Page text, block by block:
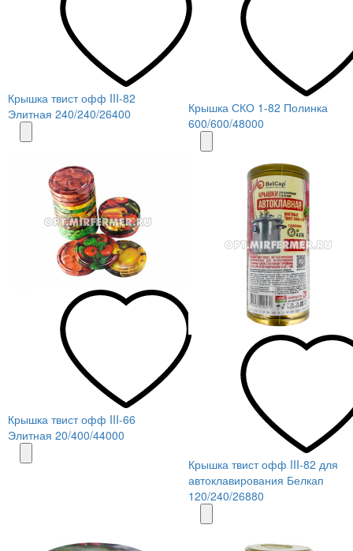
Крышка твист офф III-82
Элитная 240/240/26400
Крышка СКО 1-82 Полинка
600/600/48000
Крышка твист офф III-66
Элитная 20/400/44000
Крышка твист офф III-82 для
автоклавирования Белкап
120/240/26880